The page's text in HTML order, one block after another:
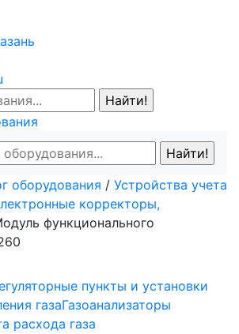
оборудования / Устройства учета
корректоры,
функционального
пункты и установки
газаГазоанализаторы
расхода газа